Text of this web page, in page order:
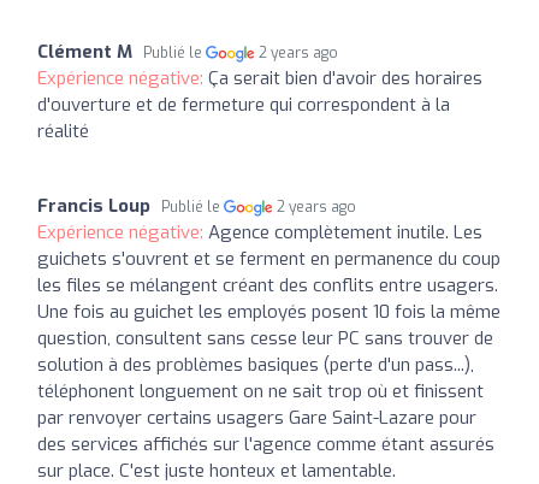
Clément M Publié le 2 years ago
Expérience négative: Ça serait bien d'avoir des horaires
d'ouverture et de fermeture qui correspondent à la
réalité
Francis Loup Publié le 2 years ago
Expérience négative: Agence complètement inutile. Les
guichets s'ouvrent et se ferment en permanence du coup
les files se mélangent créant des conflits entre usagers.
Une fois au guichet les employés posent 10 fois la même
question, consultent sans cesse leur PC sans trouver de
solution à des problèmes basiques (perte d'un pass...),
téléphonent longuement on ne sait trop où et finissent
par renvoyer certains usagers Gare Saint-Lazare pour
des services affichés sur l'agence comme étant assurés
sur place. C'est juste honteux et lamentable.